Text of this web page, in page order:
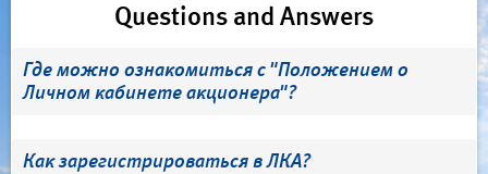
Questions and Answers
Где можно ознакомиться с "Положением о
Личном кабинете акционера"?
Как зарегистрироваться в ЛКА?